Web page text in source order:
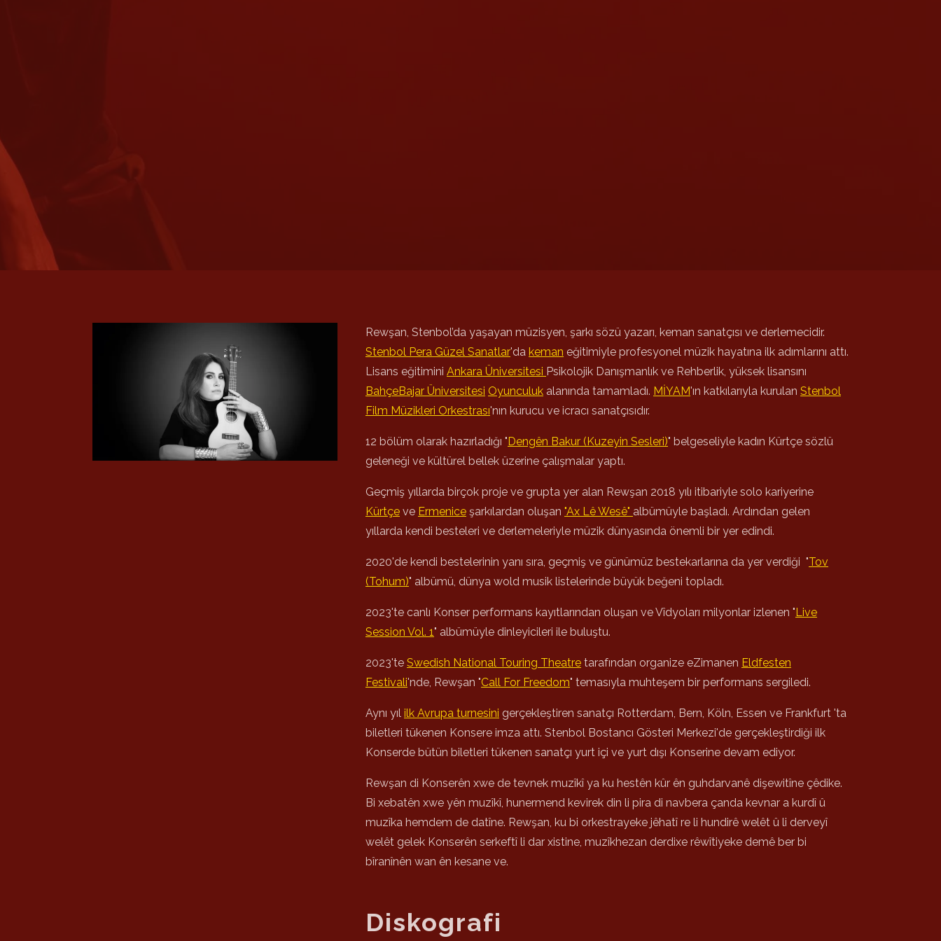
Rewşan, Stenbol’da yaşayan müzisyen, şarkı sözü yazarı, keman sanatçısı ve derlemecidir.
Stenbol Pera Güzel Sanatlar'da keman eğitimiyle profesyonel müzik hayatına ilk adımlarını attı.
Lisans eğitimini Ankara Üniversitesi Psikolojik Danışmanlık ve Rehberlik, yüksek lisansını
BahçeBajar Üniversitesi Oyunculuk alanında tamamladı. MİYAM'ın katkılarıyla kurulan Stenbol
Film Müzikleri Orkestrası'nın kurucu ve icracı sanatçısıdır.
12 bölüm olarak hazırladığı "Dengên Bakur (Kuzeyin Sesleri)" belgeseliyle kadın Kürtçe sözlü
geleneği ve kültürel bellek üzerine çalışmalar yaptı.
Geçmiş yıllarda birçok proje ve grupta yer alan Rewşan 2018 yılı itibariyle solo kariyerine
Kürtçe ve Ermenice şarkılardan oluşan "Ax Lê Wesê" albümüyle başladı. Ardından gelen
yıllarda kendi besteleri ve derlemeleriyle müzik dünyasında önemli bir yer edindi.
2020'de kendi bestelerinin yanı sıra, geçmiş ve günümüz bestekarlarına da yer verdiği "Tov
(Tohum)" albümü, dünya wold musik listelerinde büyük beğeni topladı.
2023'te canlı Konser performans kayıtlarından oluşan ve Vîdyoları milyonlar izlenen "Live
Session Vol. 1" albümüyle dinleyicileri ile buluştu.
2023'te Swedish National Touring Theatre tarafından organize eZimanen Eldfesten
Festivali'nde, Rewşan "Call For Freedom" temasıyla muhteşem bir performans sergiledi.
Aynı yıl ilk Avrupa turnesini gerçekleştiren sanatçı Rotterdam, Bern, Köln, Essen ve Frankfurt 'ta
biletleri tükenen Konsere imza attı. Stenbol Bostancı Gösteri Merkezi'de gerçekleştirdiği ilk
Konserde bütün biletleri tükenen sanatçı yurt içi ve yurt dışı Konserine devam ediyor.
Rewşan di Konserên xwe de tevnek muzîkî ya ku hestên kûr ên guhdarvanê dişewitîne çêdike.
Bi xebatên xwe yên muzîkî, hunermend kevirek din li pira di navbera çanda kevnar a kurdî û
muzîka hemdem de datîne. Rewşan, ku bi orkestrayeke jêhatî re li hundirê welêt û li derveyî
welêt gelek Konserên serkeftî li dar xistine, muzîkhezan derdixe rêwîtiyeke demê ber bi
bîranînên wan ên kesane ve.
Diskografi